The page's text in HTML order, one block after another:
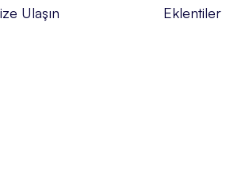
Ulaşın
Eklentiler